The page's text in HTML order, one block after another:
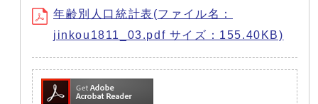
年齢別人口統計表(ファイル名：
jinkou1811_03.pdf サイズ：155.40KB)